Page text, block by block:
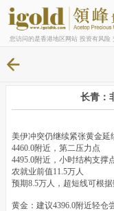
您访问的是香港地区网站 投资有风险
长青：
美伊冲突仍继续紧张黄金延
4460.0附近，第二压力点
4495.0附近，小时结构支撑
农就业前值11.5万人
预期8.5万人，超短线可根据
黄金：建议4396.0附近轻仓